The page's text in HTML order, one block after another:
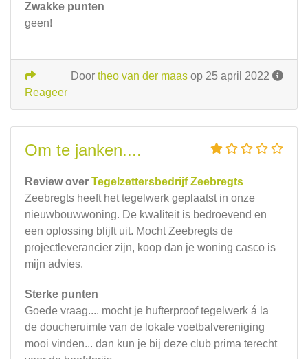
Zwakke punten
geen!
Door theo van der maas op 25 april 2022
Reageer
Om te janken....
Review over Tegelzettersbedrijf Zeebregts
Zeebregts heeft het tegelwerk geplaatst in onze
nieuwbouwwoning. De kwaliteit is bedroevend en
een oplossing blijft uit. Mocht Zeebregts de
projectleverancier zijn, koop dan je woning casco is
mijn advies.
Sterke punten
Goede vraag.... mocht je hufterproof tegelwerk á la
de doucheruimte van de lokale voetbalvereniging
mooi vinden... dan kun je bij deze club prima terecht